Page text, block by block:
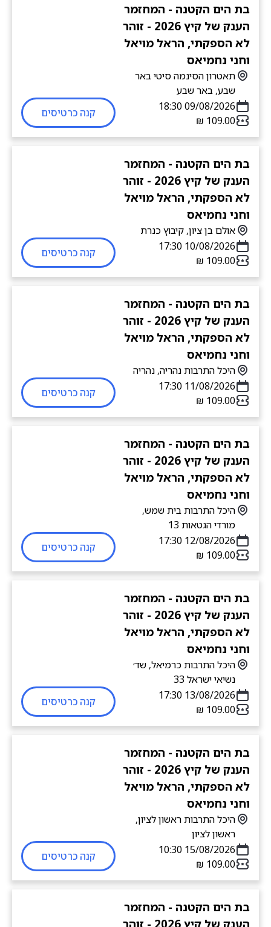
בת הים הקטנה - המחזמר
הענק של קיץ 2026 - זוהר
לא הספקתי, הראל מויאל
וחני נחמיאס
תאטרון הסינמה סיטי באר
שבע, באר שבע
09/08/2026 18:30
קנה כרטיסים
בת הים הקטנה - המחזמר
הענק של קיץ 2026 - זוהר
לא הספקתי, הראל מויאל
וחני נחמיאס
אולם בן ציון, קיבוץ כנרת
10/08/2026 17:30
קנה כרטיסים
בת הים הקטנה - המחזמר
הענק של קיץ 2026 - זוהר
לא הספקתי, הראל מויאל
וחני נחמיאס
היכל התרבות נהריה, נהריה
11/08/2026 17:30
קנה כרטיסים
בת הים הקטנה - המחזמר
הענק של קיץ 2026 - זוהר
לא הספקתי, הראל מויאל
וחני נחמיאס
היכל התרבות בית שמש,
מורדי הגטאות 13
12/08/2026 17:30
קנה כרטיסים
בת הים הקטנה - המחזמר
הענק של קיץ 2026 - זוהר
לא הספקתי, הראל מויאל
וחני נחמיאס
היכל התרבות כרמיאל, שד׳
נשיאי ישראל 33
13/08/2026 17:30
קנה כרטיסים
בת הים הקטנה - המחזמר
הענק של קיץ 2026 - זוהר
לא הספקתי, הראל מויאל
וחני נחמיאס
היכל התרבות ראשון לציון,
ראשון לציון
15/08/2026 10:30
קנה כרטיסים
בת הים הקטנה - המחזמר
הענק של קיץ 2026 - זוהר